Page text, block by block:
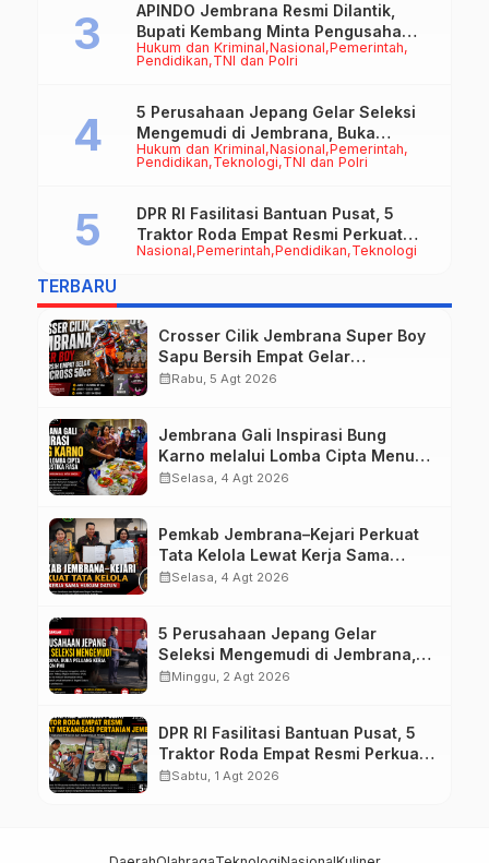
Hukum dan Kriminal Nasional Pemerintah
Pendidikan TNI dan Polri
APINDO Jembrana Resmi Dilantik,
Bupati Kembang Minta Pengusaha
Jadi Motor Penggerak Ekonomi
Hukum dan Kriminal Nasional Pemerintah
Pendidikan Teknologi TNI dan Polri
5 Perusahaan Jepang Gelar Seleksi
Mengemudi di Jembrana, Buka
Peluang Kerja bagi Calon PMI
Nasional Pemerintah Pendidikan Teknologi
DPR RI Fasilitasi Bantuan Pusat, 5
Traktor Roda Empat Resmi Perkuat
Mekanisasi Pertanian Jembrana
TERBARU
Crosser Cilik Jembrana Super Boy
Sapu Bersih Empat Gelar
Motocross 50cc
calendar_monthRabu, 5 Agt 2026
Jembrana Gali Inspirasi Bung
Karno melalui Lomba Cipta Menu
Mustika Rasa
calendar_monthSelasa, 4 Agt 2026
Pemkab Jembrana–Kejari Perkuat
Tata Kelola Lewat Kerja Sama
Hukum Datun
calendar_monthSelasa, 4 Agt 2026
5 Perusahaan Jepang Gelar
Seleksi Mengemudi di Jembrana,
Buka Peluang Kerja bagi Calon PMI
calendar_monthMinggu, 2 Agt 2026
DPR RI Fasilitasi Bantuan Pusat, 5
Traktor Roda Empat Resmi Perkuat
Mekanisasi Pertanian Jembrana
calendar_monthSabtu, 1 Agt 2026